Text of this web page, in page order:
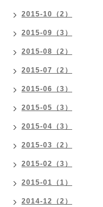
2015-10（2）
2015-09（3）
2015-08（2）
2015-07（2）
2015-06（3）
2015-05（3）
2015-04（3）
2015-03（2）
2015-02（3）
2015-01（1）
2014-12（2）